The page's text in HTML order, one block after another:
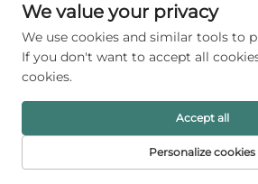
Komplexe Projekte mit speziellen
Details oder großflächigen
Zeitplan verlängern, während
Lösungen gelegentlich beschleunigt
Dauer der Installation variiert je nach
Stunden, während komplette
Tage in Anspruch nehmen können.
Projekte für maßgeschneiderte
rechtzeitig vor entscheidenden
We value your privacy
We use cookies and similar tools to
If you don't want to accept all
cookies.
Personalize cookies
Accept all